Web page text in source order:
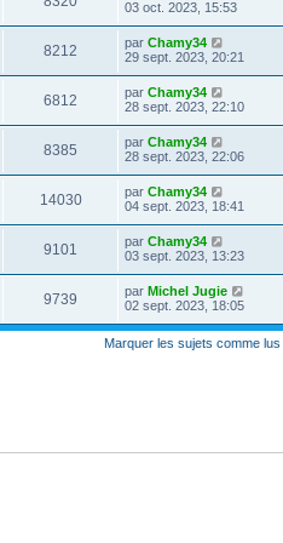
03 oct. 2023, 15:53
8212 par Chamy34
29 sept. 2023, 20:21
6812 par Chamy34
28 sept. 2023, 22:10
8385 par Chamy34
28 sept. 2023, 22:06
14030 par Chamy34
04 sept. 2023, 18:41
9101 par Chamy34
03 sept. 2023, 13:23
9739 par Michel Jugie
02 sept. 2023, 18:05
Marquer les sujets comme lus